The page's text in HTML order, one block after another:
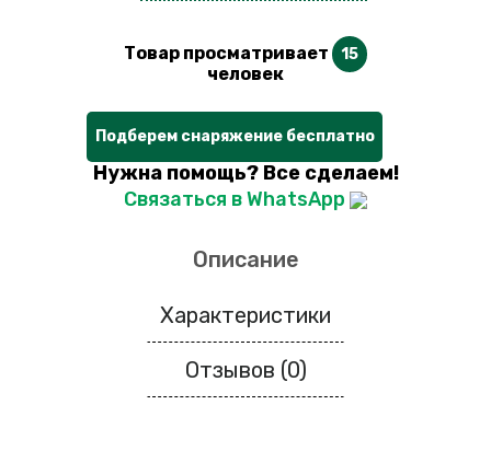
Товар просматривает 15
человек
Подберем снаряжение бесплатно
Нужна помощь? Все сделаем!
Связаться в WhatsApp
Описание
Характеристики
Отзывов (0)